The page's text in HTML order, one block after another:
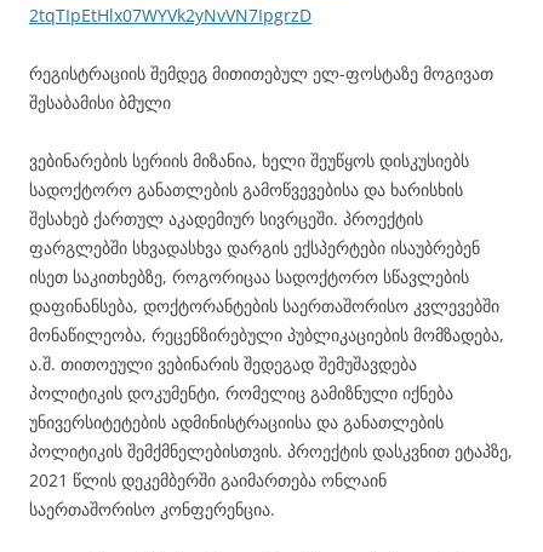
2tqTIpEtHlx07WYVk2yNvVN7IpgrzD
რეგისტრაციის შემდეგ მითითებულ ელ-ფოსტაზე მოგივათ
შესაბამისი ბმული
ვებინარების სერიის მიზანია, ხელი შეუწყოს დისკუსიებს
სადოქტორო განათლების გამოწვევებისა და ხარისხის
შესახებ ქართულ აკადემიურ სივრცეში. პროექტის
ფარგლებში სხვადასხვა დარგის ექსპერტები ისაუბრებენ
ისეთ საკითხებზე, როგორიცაა სადოქტორო სწავლების
დაფინანსება, დოქტორანტების საერთაშორისო კვლევებში
მონაწილეობა, რეცენზირებული პუბლიკაციების მომზადება,
ა.შ. თითოეული ვებინარის შედეგად შემუშავდება
პოლიტიკის დოკუმენტი, რომელიც გამიზნული იქნება
უნივერსიტეტების ადმინისტრაციისა და განათლების
პოლიტიკის შემქმნელებისთვის. პროექტის დასკვნით ეტაპზე,
2021 წლის დეკემბერში გაიმართება ონლაინ
საერთაშორისო კონფერენცია.